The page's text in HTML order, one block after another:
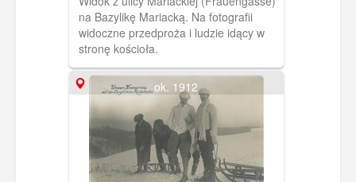
na Bazylikę Mariacką. Na fotografii
widoczne przedproża i ludzie idący w
stronę kościoła.
ok. 1912